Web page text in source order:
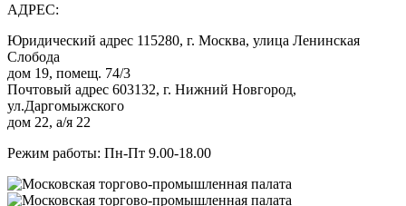
АДРЕС:
Юридический адрес 115280, г. Москва, улица Ленинская
Слобода
дом 19, помещ. 74/3
Почтовый адрес 603132, г. Нижний Новгород,
ул.Даргомыжского
дом 22, а/я 22
Режим работы: Пн-Пт 9.00-18.00